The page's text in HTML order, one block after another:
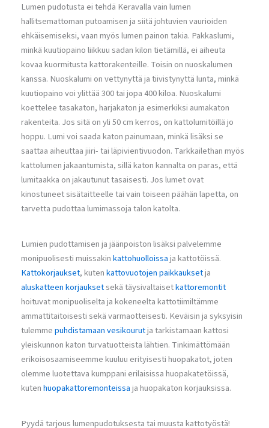
Lumen pudotusta ei tehdä Keravalla vain lumen
hallitsemattoman putoamisen ja siitä johtuvien vaurioiden
ehkäisemiseksi, vaan myös lumen painon takia. Pakkaslumi,
minkä kuutiopaino liikkuu sadan kilon tietämillä, ei aiheuta
kovaa kuormitusta kattorakenteille. Toisin on nuoskalumen
kanssa. Nuoskalumi on vettynyttä ja tiivistynyttä lunta, minkä
kuutiopaino voi ylittää 300 tai jopa 400 kiloa. Nuoskalumi
koettelee tasakaton, harjakaton ja esimerkiksi aumakaton
rakenteita. Jos sitä on yli 50 cm kerros, on kattolumitöillä jo
hoppu. Lumi voi saada katon painumaan, minkä lisäksi se
saattaa aiheuttaa jiiri- tai läpivientivuodon. Tarkkailethan myös
kattolumen jakaantumista, sillä katon kannalta on paras, että
lumitaakka on jakautunut tasaisesti. Jos lumet ovat
kinostuneet sisätaitteelle tai vain toiseen päähän lapetta, on
tarvetta pudottaa lumimassoja talon katolta.
Lumien pudottamisen ja jäänpoiston lisäksi palvelemme
monipuolisesti muissakinkattohuolloissaja kattotöissä.
Kattokorjaukset, kutenkattovuotojen paikkauksetja
aluskatteen korjauksetsekä täysivaltaisetkattoremontit
hoituvat monipuoliselta ja kokeneelta kattotiimiltämme
ammattitaitoisesti sekä varmaotteisesti. Keväisin ja syksyisin
tulemmepuhdistamaan vesikourutja tarkistamaan kattosi
yleiskunnon katon turvatuotteista lähtien. Tinkimättömään
erikoisosaamiseemme kuuluu erityisesti huopakatot, joten
olemme luotettava kumppani erilaisissa huopakatetöissä,
kutenhuopakattoremonteissaja huopakaton korjauksissa.
Pyydä tarjous lumenpudotuksesta tai muusta kattotyöstä!